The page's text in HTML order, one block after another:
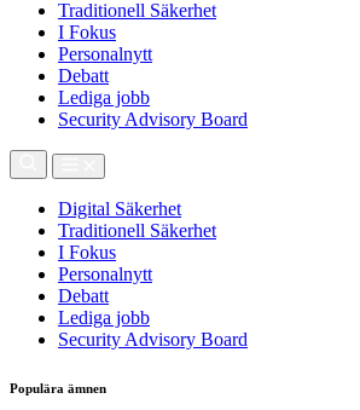
Traditionell Säkerhet
I Fokus
Personalnytt
Debatt
Lediga jobb
Security Advisory Board
Digital Säkerhet
Traditionell Säkerhet
I Fokus
Personalnytt
Debatt
Lediga jobb
Security Advisory Board
Populära ämnen